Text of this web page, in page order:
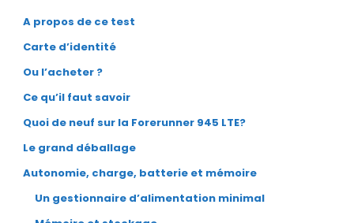
A propos de ce test
Carte d’identité
Ou l’acheter ?
Ce qu’il faut savoir
Quoi de neuf sur la Forerunner 945 LTE?
Le grand déballage
Autonomie, charge, batterie et mémoire
Un gestionnaire d’alimentation minimal